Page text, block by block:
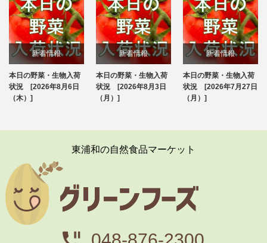
新着情報
ブログ
本日の野菜・生物入荷
状況 [2026年8月6日
（木）]
新着情報
ブログ
本日の野菜・生物入荷
状況 [2026年8月3日
（月）]
新着情報
ブログ
本日の野菜・生物入荷
状況 [2026年7月27日
（月）]
東浦和の自然食品マーケット